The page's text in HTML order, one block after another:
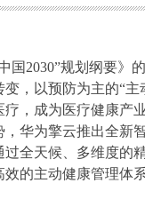
国2030”规划纲要》
变，以预防为主的“主
，成为医疗健康产
，华为擎云推出全
过全天候、多维度的
的主动健康管理体系